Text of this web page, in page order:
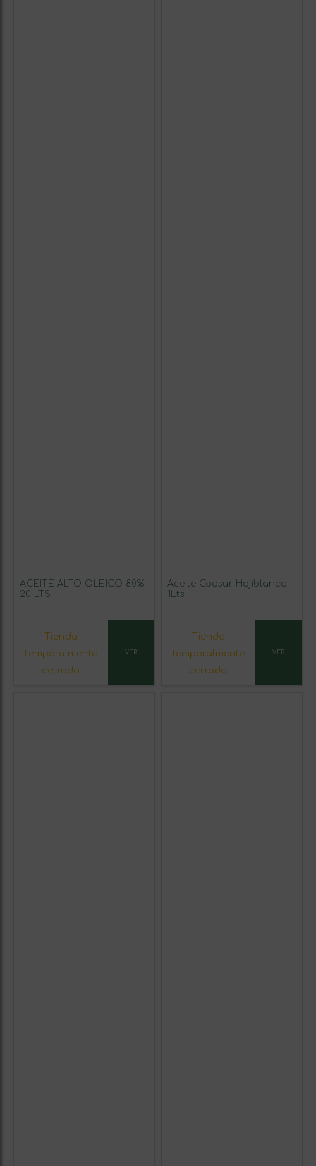
ACEITE ALTO OLEICO 80%
20 LTS
Tienda
temporalmente
cerrada
VER
Aceite Coosur Hojiblanca
1Lts
Tienda
temporalmente
cerrada
VER